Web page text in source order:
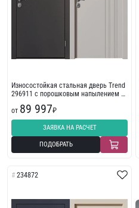
Износостойкая стальная дверь Trend
296911 с порошковым напылением с
от 89 997₽
ЗАЯВКА НА РАСЧЕТ
ПОДОБРАТЬ
234872